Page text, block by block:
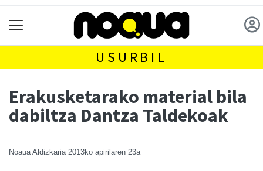
USURBIL
Erakusketarako material bila
dabiltza Dantza Taldekoak
Noaua Aldizkaria 2013ko apirilaren 23a